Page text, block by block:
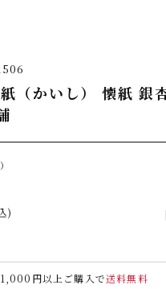
（かいし） 懐紙 銀
円以上ご購入で送料無料